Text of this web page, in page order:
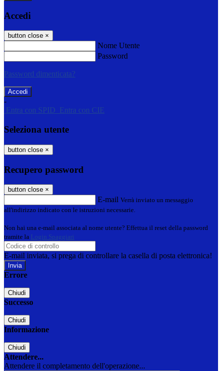
Accedi
button close ×
Nome Utente
Password
Password dimenticata?
-
Entra con SPID
Entra con CIE
Seleziona utente
button close ×
Recupero password
button close ×
E-mail Verrà inviato un messaggio
all'indirizzo indicato con le istruzioni necessarie.
Non hai una e-mail associata al nome utente? Effettua il reset della password
tramite la Login Spaggiari
E-mail inviata, si prega di controllare la casella di posta elettronica!
Errore
Chiudi
Successo
Chiudi
Informazione
Chiudi
Attendere...
Attendere il completamento dell'operazione...